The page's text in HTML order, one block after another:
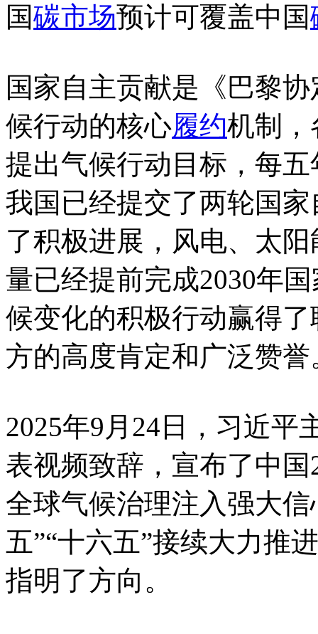
国碳市场预计可覆盖中国
国家自主贡献是《巴黎
候行动的核心履约机制，
提出气候行动目标，每
我国已经提交了两轮国
了积极进展，风电、太
量已经提前完成2030年
候变化的积极行动赢得
方的高度肯定和广泛赞誉
2025年9月24日，习近平
表视频致辞，宣布了中
全球气候治理注入强大
五”“十六五”接续大力推
指明了方向。